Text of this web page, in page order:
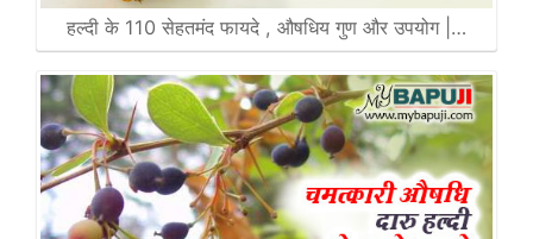
हल्दी के 110 सेहतमंद फायदे , औषधिय गुण और उपयोग |…